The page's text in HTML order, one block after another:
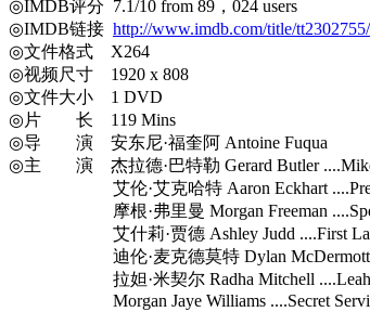
◎IMDB评分 7.1/10 from 89，024 users
◎IMDB链接 http://www.imdb.com/title/tt2302755/
◎文件格式 X264
◎视频尺寸 1920 x 808
◎文件大小 1 DVD
◎片 长 119 Mins
◎导 演 安东尼·福奎阿 Antoine Fuqua
◎主 演 杰拉德·巴特勒 Gerard Butler
艾伦·艾克哈特 Aaron Eckhart
摩根·弗里曼 Morgan Freeman
艾什莉·贾德 Ashley Judd ....First Lady
迪伦·麦克德莫特 Dylan McDermott
拉妲·米契尔 Radha Mitchell ....Leah
Morgan Jaye Williams ....Secret Service